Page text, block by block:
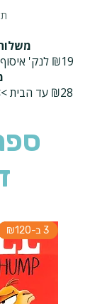
₪19 לנק' איסוף בכל הארץ >>
₪28 עד הבית >>
3 ב-₪120